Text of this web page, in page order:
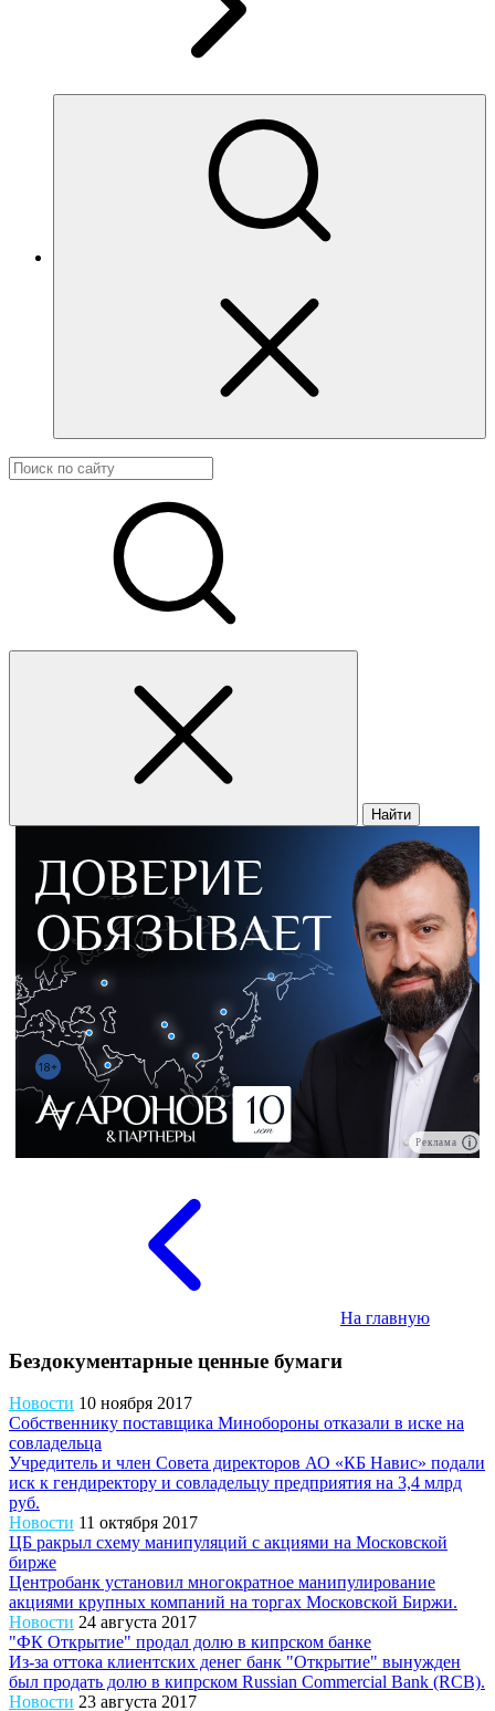
Найти
Реклама
На главную
Бездокументарные ценные бумаги
Новости 10 ноября 2017
Собственнику поставщика Минобороны отказали в иске на
совладельца
Учредитель и член Совета директоров АО «КБ Навис» подали
иск к гендиректору и совладельцу предприятия на 3,4 млрд
руб.
Новости 11 октября 2017
ЦБ ракрыл схему манипуляций с акциями на Московской
бирже
Центробанк установил многократное манипулирование
акциями крупных компаний на торгах Московской Биржи.
Новости 24 августа 2017
"ФК Открытие" продал долю в кипрском банке
Из-за оттока клиентских денег банк "Открытие" вынужден
был продать долю в кипрском Russian Commercial Bank (RCB).
Новости 23 августа 2017